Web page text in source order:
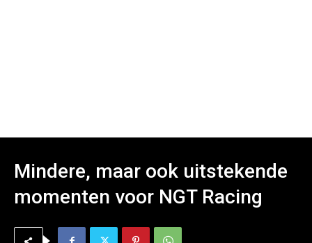
Mindere, maar ook uitstekende
momenten voor NGT Racing